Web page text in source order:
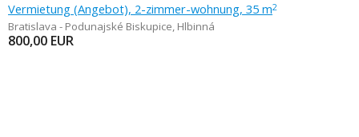
Vermietung (Angebot), 2-zimmer-wohnung, 35 m2
Bratislava - Podunajské Biskupice, Hlbinná
800,00 EUR